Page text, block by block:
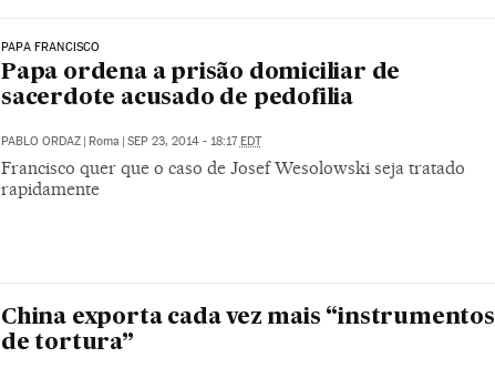
PAPA FRANCISCO
Papa ordena a prisão domiciliar de
sacerdote acusado de pedofilia
PABLO ORDAZ Roma SEP 23, 2014 - 18:17 EDT
Francisco quer que o caso de Josef Wesolowski seja tratado
rapidamente
China exporta cada vez mais “instrumentos
de tortura”